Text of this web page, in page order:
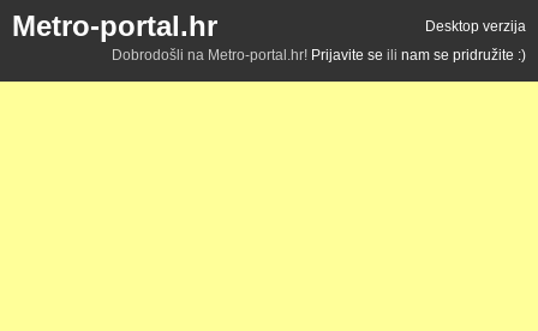
Metro-portal.hr
Desktop verzija
Dobrodošli na Metro-portal.hr! Prijavite se ili nam se pridružite :)